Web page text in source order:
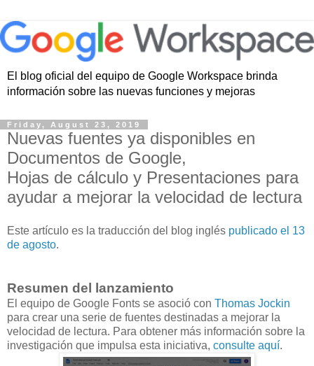
El blog oficial del equipo de Google Workspace brinda
información sobre las nuevas funciones y mejoras
Friday, August 23, 2019
Nuevas fuentes ya disponibles en
Documentos de Google,
Hojas de cálculo y Presentaciones para
ayudar a mejorar la velocidad de lectura
Este artículo es la traducción del blog inglés publicado el 13
de agosto.
Resumen del lanzamiento
El equipo de Google Fonts se asoció con Thomas Jockin
para crear una serie de fuentes destinadas a mejorar la
velocidad de lectura. Para obtener más información sobre la
investigación que impulsa esta iniciativa, consulte aquí.